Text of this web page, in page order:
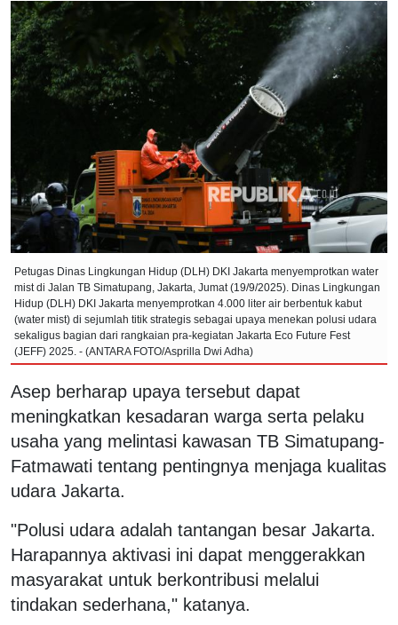
Petugas Dinas Lingkungan Hidup (DLH) DKI Jakarta menyemprotkan water
mist di Jalan TB Simatupang, Jakarta, Jumat (19/9/2025). Dinas Lingkungan
Hidup (DLH) DKI Jakarta menyemprotkan 4.000 liter air berbentuk kabut
(water mist) di sejumlah titik strategis sebagai upaya menekan polusi udara
sekaligus bagian dari rangkaian pra-kegiatan Jakarta Eco Future Fest
(JEFF) 2025. - (ANTARA FOTO/Asprilla Dwi Adha)
Asep berharap upaya tersebut dapat
meningkatkan kesadaran warga serta pelaku
usaha yang melintasi kawasan TB Simatupang-
Fatmawati tentang pentingnya menjaga kualitas
udara Jakarta.
"Polusi udara adalah tantangan besar Jakarta.
Harapannya aktivasi ini dapat menggerakkan
masyarakat untuk berkontribusi melalui
tindakan sederhana," katanya.